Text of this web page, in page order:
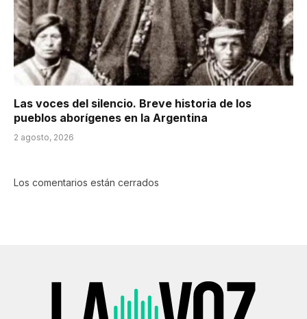
Las voces del silencio. Breve historia de los
pueblos aborígenes en la Argentina
2 agosto, 2026
Los comentarios están cerrados